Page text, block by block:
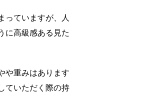
っていますが、人
に高級感ある見た
や重みはあります
ていただく際の持